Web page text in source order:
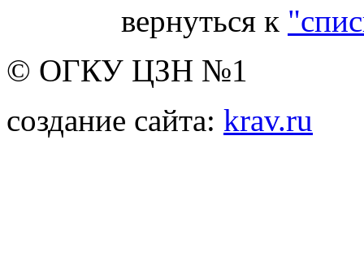
вернуться к
© ОГКУ ЦЗН №1
создание сайта: krav.ru